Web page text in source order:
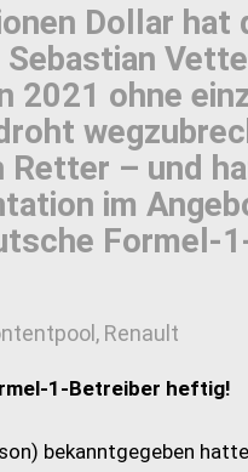
Dollar hat
2021 ohne
– und
im
Formel-
Renault
1-Betreiber heftig!
bekanntgegeben